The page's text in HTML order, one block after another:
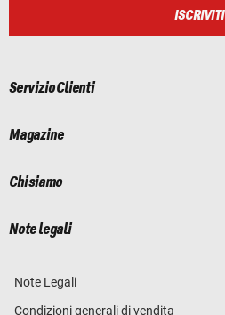
ISCRIVITI
Servizio Clienti
Magazine
Chi siamo
Note legali
Note Legali
Condizioni generali di vendita